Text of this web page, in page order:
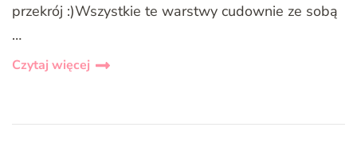
przekrój :)Wszystkie te warstwy cudownie ze sobą
…
Czytaj więcej